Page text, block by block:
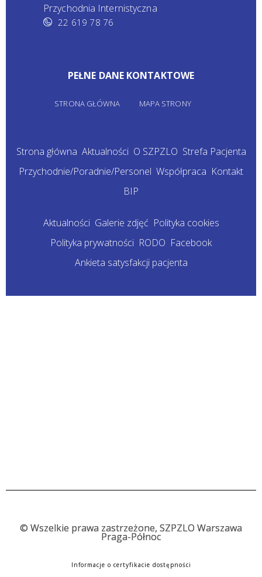
Przychodnia Internistyczna
22 619 78 76
PEŁNE DANE KONTAKTOWE
STRONA GŁÓWNA MAPA STRONY
Strona główna Aktualności O SZPZLO Strefa Pacjenta
Przychodnie/Poradnie/Personel Współpraca Kontakt
BIP
Aktualności Galerie zdjęć Polityka cookies
Polityka prywatności RODO Facebook
Ankieta satysfakcji pacjenta
© Wszelkie prawa zastrzeżone, SZPZLO Warszawa
Praga-Północ
Informacje o certyfikacie dostępności